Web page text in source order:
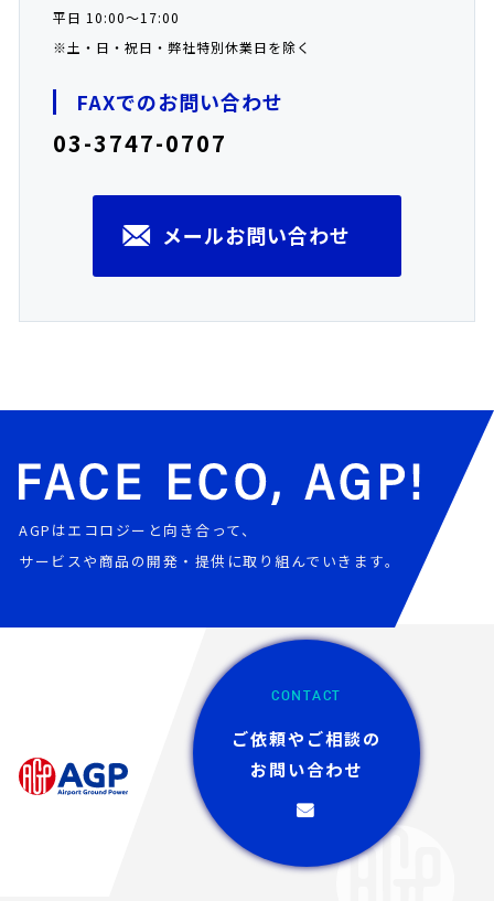
平日 10:00～17:00
※土・日・祝日・弊社特別休業日を除く
FAXでのお問い合わせ
03-3747-0707
メールお問い合わせ
AGPはエコロジーと向き合って、
サービスや商品の開発・提供に取り組んでいきます。
CONTACT
ご依頼やご相談の
お問い合わせ